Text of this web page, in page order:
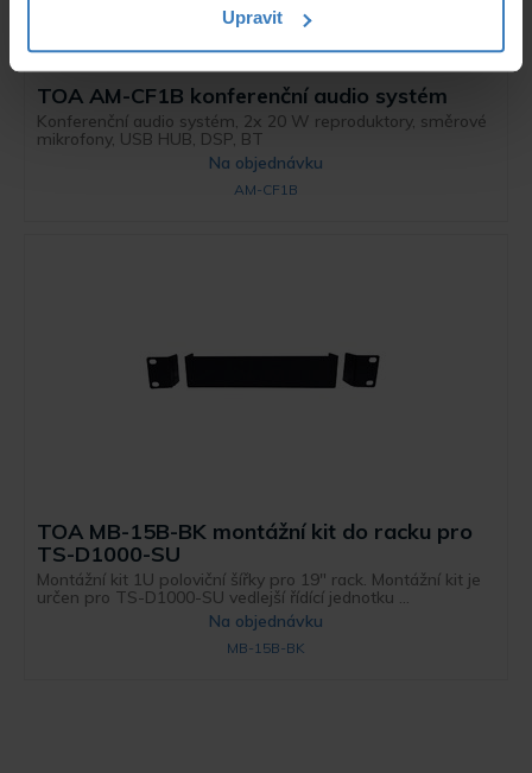
Upravit
TOA AM-CF1B konferenční audio systém
Konferenční audio systém, 2x 20 W reproduktory, směrové
mikrofony, USB HUB, DSP, BT
Na objednávku
AM-CF1B
TOA MB-15B-BK montážní kit do racku pro
TS-D1000-SU
Montážní kit 1U poloviční šířky pro 19" rack. Montážní kit je
určen pro TS-D1000-SU vedlejší řídící jednotku ...
Na objednávku
MB-15B-BK